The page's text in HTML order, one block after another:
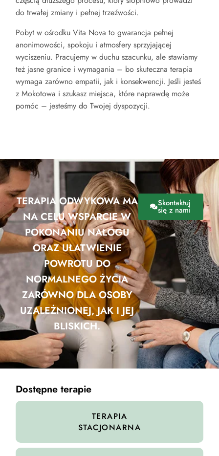
do trwałej zmiany i pełnej trzeźwości.
Pobyt w ośrodku Vita Nova to gwarancja pełnej
anonimowości, spokoju i atmosfery sprzyjającej
wyciszeniu. Pracujemy w duchu szacunku, ale stawiamy
też jasne granice i wymagania – bo skuteczna terapia
wymaga zarówno empatii, jak i konsekwencji. Jeśli jesteś
z Mokotowa i szukasz miejsca, które naprawdę może
pomóc – jesteśmy do Twojej dyspozycji.
TERAPIA ODWYKOWA MA
NA CELU WSPARCIE W
POKONANIU NAŁOGU
ORAZ UŁATWIENIE
POWROTU DO
NORMALNEGO ŻYCIA
ZARÓWNO DLA OSOBY
UZALEŻNIONEJ, JAK I JEJ
BLISKICH.
Skontaktuj
się z nami
Dostępne terapie
TERAPIA
STACJONARNA